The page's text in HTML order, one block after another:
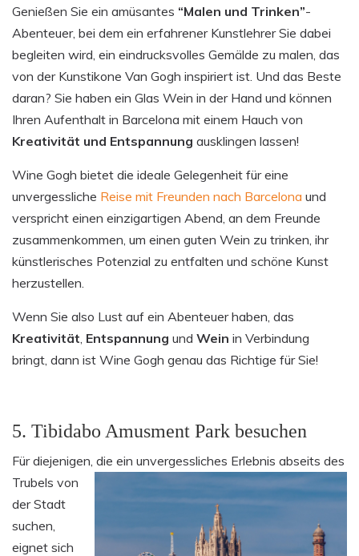
Genießen Sie ein amüsantes “Malen und Trinken”-
Abenteuer, bei dem ein erfahrener Kunstlehrer Sie dabei
begleiten wird, ein eindrucksvolles Gemälde zu malen, das
von der Kunstikone Van Gogh inspiriert ist. Und das Beste
daran? Sie haben ein Glas Wein in der Hand und können
Ihren Aufenthalt in Barcelona mit einem Hauch von
Kreativität und Entspannung ausklingen lassen!
Wine Gogh bietet die ideale Gelegenheit für eine
unvergessliche Reise mit Freunden nach Barcelona und
verspricht einen einzigartigen Abend, an dem Freunde
zusammenkommen, um einen guten Wein zu trinken, ihr
künstlerisches Potenzial zu entfalten und schöne Kunst
herzustellen.
Wenn Sie also Lust auf ein Abenteuer haben, das
Kreativität Entspannung und Wein in Verbindung
bringt, dann ist Wine Gogh genau das Richtige für Sie!
5. Tibidabo Amusment Park besuchen
Für diejenigen, die ein unvergessliches Erlebnis abseits des
Trubels von
der Stadt
suchen,
eignet sich